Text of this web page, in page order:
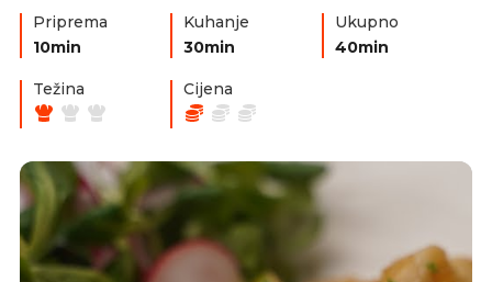
Priprema
10min
Kuhanje
30min
Ukupno
40min
Težina Cijena